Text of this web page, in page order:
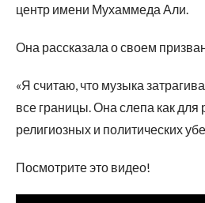
центр имени Мухаммеда Али.
Она рассказала о своем
«Я считаю, что музыка
все границы. Она слепа как для
религиозных и политических
Посмотрите это видео!